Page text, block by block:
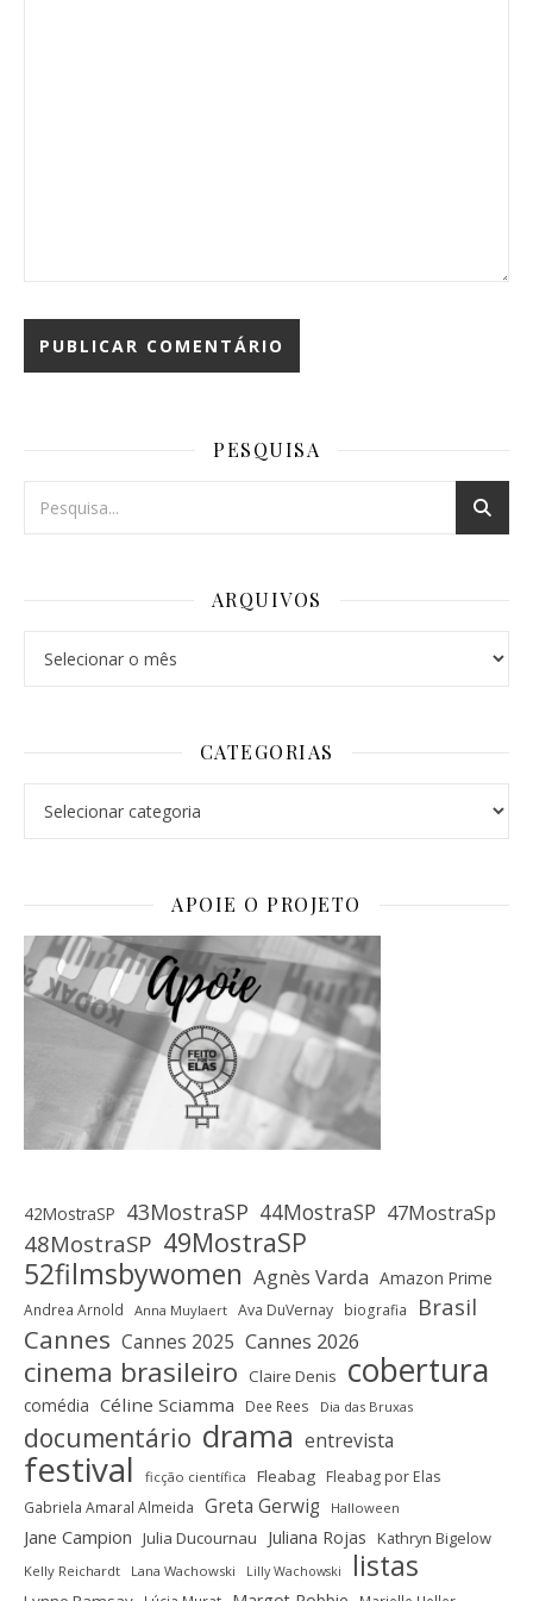
PESQUISA
ARQUIVOS
CATEGORIAS
APOIE O PROJETO
42MostraSP 43MostraSP 44MostraSP 47MostraSp
48MostraSP 49MostraSP
52filmsbywomen Agnès Varda Amazon Prime
Andrea Arnold Anna Muylaert Ava DuVernay biografia Brasil
Cannes Cannes 2025 Cannes 2026
cinema brasileiro Claire Denis cobertura
comédia Céline Sciamma Dee Rees Dia das Bruxas
documentário drama entrevista
festival ficção científica Fleabag Fleabag por Elas
Gabriela Amaral Almeida Greta Gerwig Halloween
Jane Campion Julia Ducournau Juliana Rojas Kathryn Bigelow
Kelly Reichardt Lana Wachowski Lilly Wachowski listas